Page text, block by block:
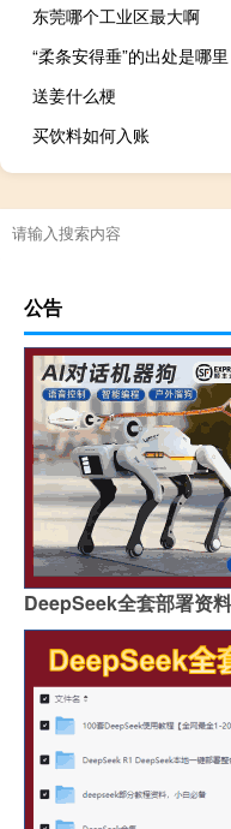
东莞哪个工业区最大啊
“柔条安得垂”的出处是哪里
送姜什么梗
买饮料如何入账
公告
DeepSeek全套部署资